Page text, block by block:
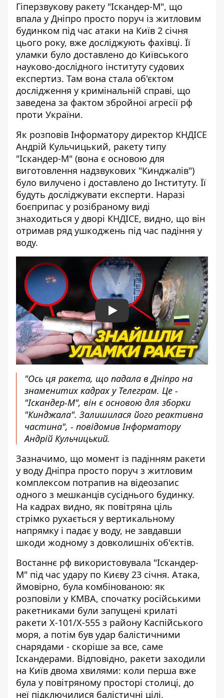
Гіперзвукову ракету "Іскандер-М", що
впала у Дніпро просто поруч із житловим
будинком під час атаки на Київ 2 січня
цього року, вже досліджують фахівці. Її
уламки було доставлено до Київського
науково-дослідного інституту судових
експертиз. Там вона стала об'єктом
дослідження у кримінальній справі, що
заведена за фактом збройної агресії рф
проти України.
Як розповів Інформатору директор КНДІСЕ
Андрій Кульчицький, ракету типу
"Іскандер-М" (вона є основою для
виготовлення надзвукових "Кинджалів")
було вилучено і доставлено до Інституту. Її
будуть досліджувати експерти. Наразі
боєприпас у розібраному виді
знаходиться у дворі КНДІСЕ, видно, що він
отримав ряд ушкоджень під час падіння у
воду.
Play
"Ось ця ракета, що падала в Дніпро на
знаменитих кадрах у Телеграм. Це -
"Іскандер-М", він є основою для зборки
"Кинджала". Залишилася його реактивна
частина", - повідомив Інформатору
Андрій Кульчицький.
Зазначимо, що момент із падінням ракети
у воду Дніпра просто поруч з житловим
комплексом потрапив на відеозапис
одного з мешканців сусіднього будинку.
На кадрах видно, як повітряна ціль
стрімко рухається у вертикальному
напрямку і падає у воду, не завдавши
шкоди жодному з довколишніх об'єктів.
Востаннє рф використовувала "Іскандер-
М" під час удару по Києву 23 січня. Атака,
ймовірно, була комбінованою: як
розповіли у КМВА, спочатку російськими
ракетниками були запущені крилаті
ракети Х-101/Х-555 з району Каспійського
моря, а потім був удар балістичними
снарядами - скоріше за все, саме
Іскандерами. Відповідно, ракети заходили
на Київ двома хвилями: коли перша вже
була у повітряному просторі столиці, до
неї підключилися балістичні цілі.